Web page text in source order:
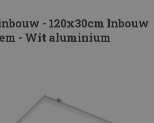
- 120x30cm Inbouw
- Wit aluminium